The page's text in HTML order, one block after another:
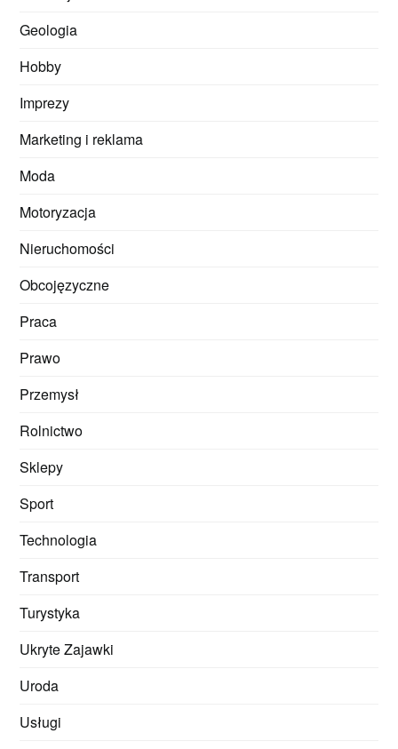
Geologia
Hobby
Imprezy
Marketing i reklama
Moda
Motoryzacja
Nieruchomości
Obcojęzyczne
Praca
Prawo
Przemysł
Rolnictwo
Sklepy
Sport
Technologia
Transport
Turystyka
Ukryte Zajawki
Uroda
Usługi